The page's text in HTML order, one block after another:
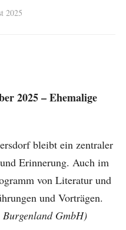
2025
2025 – Ehemalige
bleibt ein zentraler
Erinnerung. Auch im
von Literatur und
und Vorträgen.
GmbH)